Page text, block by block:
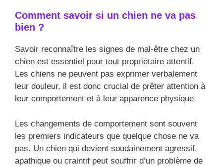
Comment savoir si un chien ne va pas
bien ?
Savoir reconnaître les signes de mal-être chez un
chien est essentiel pour tout propriétaire attentif.
Les chiens ne peuvent pas exprimer verbalement
leur douleur, il est donc crucial de prêter attention à
leur comportement et à leur apparence physique.
Les changements de comportement sont souvent
les premiers indicateurs que quelque chose ne va
pas. Un chien qui devient soudainement agressif,
apathique ou craintif peut souffrir d’un problème de